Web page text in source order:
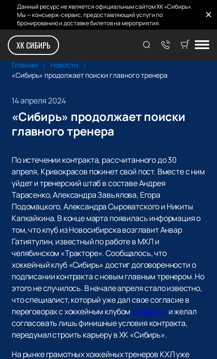
Данный ресурс не является официальным сайтом ХК «Сибирь».
Мы — консьерж-сервис, предоставляющий услуги по
бронированию и доставке билетов на мероприятия.
ХК СИБИРЬ
Главная
Новости
«Сибирь» продолжает поиски главного тренера
14 апреля 2024
«Сибирь» продолжает поиски
главного тренера
По истечении контракта, рассчитанного до 30
апреля, Кривокрасов покинет свой пост. Вместе с ним
уйдет и тренерский штаб в составе Андрея
Тарасенко, Александра Завьялова, Егора
Подомацкого, Александра Сыроватского и Никиты
Капкайкина. В конце марта появилась информация о
том, что клуб из Новосибирска возглавит Анвар
Гатиятулин, известный по работе в МХЛ и
челябинском «Тракторе». Сообщалось, что
хоккейный клуб «Сибирь» достиг договоренности о
подписании контракта с новым главным тренером. Но
этого не случилось. В начале апреля стало известно,
что специалист, который уже дал свое согласие в
переговорах с хоккейным клубом «Сибирь» и желал
согласовать лишь финишные условия контракта,
передумал строить карьеру в ХК «Сибирь».
На рынке грамотных хоккейных тренеров КХЛ уже